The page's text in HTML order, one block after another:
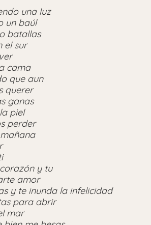
una luz
un baúl
batallas
el sur
cama
que aun
querer
ganas
piel
perder
y tu
amor
y te inunda la infelicidad
para abrir
mar